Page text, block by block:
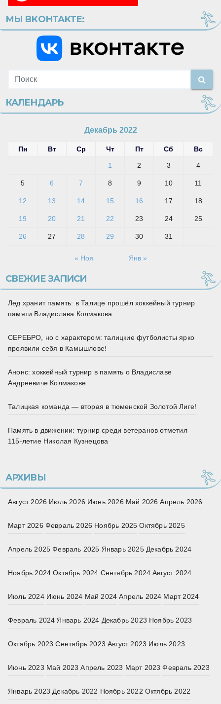
МЫ ВКОНТАКТЕ:
КАЛЕНДАРЬ
Декабрь 2022
Пн Вт Ср Чт Пт Сб Вс
1 2 3 4
5 6 7 8 9 10 11
12 13 14 15 16 17 18
19 20 21 22 23 24 25
26 27 28 29 30 31
« Ноя Янв »
СВЕЖИЕ ЗАПИСИ
Лед хранит память: в Талице прошёл хоккейный турнир
памяти Владислава Колмакова
СЕРЕБРО, но с характером: талицкие футболисты ярко
проявили себя в Камышлове!
Анонс: хоккейный турнир в память о Владиславе
Андреевиче Колмакове
Талицкая команда — вторая в тюменской Золотой Лиге!
Память в движении: турнир среди ветеранов отметил
115‑летие Николая Кузнецова
АРХИВЫ
Август 2026 Июль 2026 Июнь 2026 Май 2026 Апрель 2026
Март 2026 Февраль 2026 Ноябрь 2025 Октябрь 2025
Апрель 2025 Февраль 2025 Январь 2025 Декабрь 2024
Ноябрь 2024 Октябрь 2024 Сентябрь 2024 Август 2024
Июль 2024 Июнь 2024 Май 2024 Апрель 2024 Март 2024
Февраль 2024 Январь 2024 Декабрь 2023 Ноябрь 2023
Октябрь 2023 Сентябрь 2023 Август 2023 Июль 2023
Июнь 2023 Май 2023 Апрель 2023 Март 2023 Февраль 2023
Январь 2023 Декабрь 2022 Ноябрь 2022 Октябрь 2022